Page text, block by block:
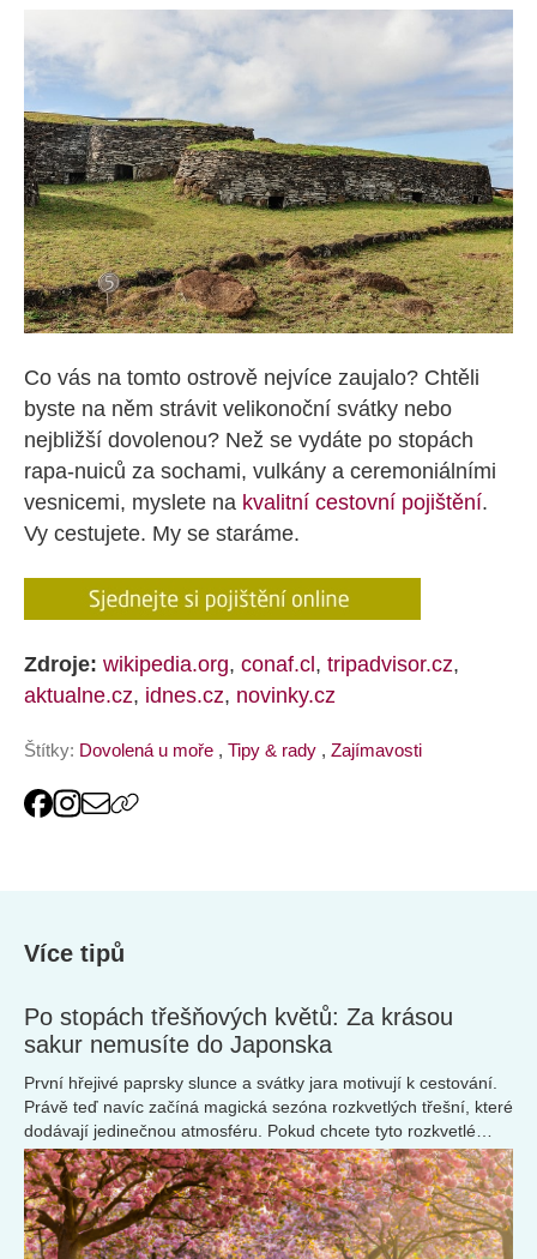
Co vás na tomto ostrově nejvíce zaujalo? Chtěli
byste na něm strávit velikonoční svátky nebo
nejbližší dovolenou? Než se vydáte po stopách
rapa-nuiců za sochami, vulkány a ceremoniálními
vesnicemi, myslete na kvalitní cestovní pojištění.
Vy cestujete. My se staráme.
Zdroje: wikipedia.org, conaf.cl , tripadvisor.cz,
aktualne.cz, idnes.cz, novinky.cz
Štítky: Dovolená u moře , Tipy & rady , Zajímavosti
Více tipů
Po stopách třešňových květů: Za krásou
sakur nemusíte do Japonska
První hřejivé paprsky slunce a svátky jara motivují k cestování.
Právě teď navíc začíná magická sezóna rozkvetlých třešní, které
dodávají jedinečnou atmosféru. Pokud chcete tyto rozkvetlé
kulisy vidět na vlastní oči, nemusíte cestovat až do Japonska.